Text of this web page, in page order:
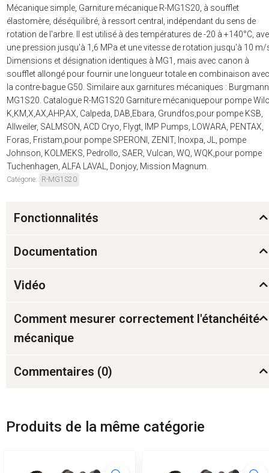
Mécanique simple, Garniture mécanique R-MG1S20, à soufflet
élastomère, déséquilibré, à ressort central, indépendant du sens de
rotation de l'arbre. Il est utilisé à des températures de -20 à +140°C,
une pression jusqu'à 1,6 MPa et une vitesse de rotation jusqu'à 10 m/
Dimensions et désignation identiques à MG1, mais avec canon à
soufflet allongé pour fournir une longueur totale en combinaison avec
la contre-bague G50. Similaire aux garnitures mécaniques : Burgmann
MG1S20. Catalogue R-MG1S20 Garniture mécaniquepour pompe
K,KM,X,AX,AHP,AX, Calpeda, DAB,Ebara, Grundfos,pour pompe KSB,
Allweiler, SALMSON, ACD Cryo, Flygt, IMP Pumps, LOWARA, PENTAX,
Foras, Fristam,pour pompe SPERONI, ZENIT, Inoxpa, JL, pompe
Johnson, KOLMEKS, Pedrollo, SAER, Vulcan, WQ, WQK,pour pompe
Tuchenhagen, ALFA LAVAL, Donjoy, Mission Magnum.
Catégorie: R-MG1S20
Fonctionnalités
Documentation
Vidéo
Comment mesurer correctement l'étanchéité
mécanique
Commentaires (0)
Produits de la même catégorie